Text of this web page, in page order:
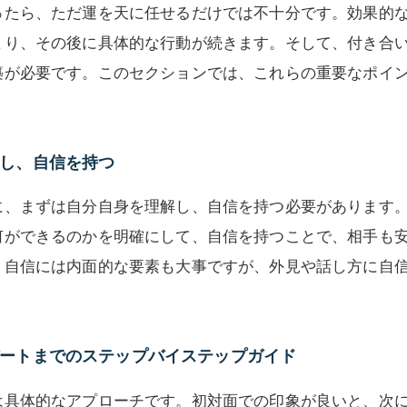
ら、ただ運を天に任せるだけでは不十分です。効果的
、その後に具体的な行動が続きます。そして、付き合
必要です。このセクションでは、これらの重要なポイ
、自信を持つ
まずは自分自身を理解し、自信を持つ必要があります
できるのかを明確にして、自信を持つことで、相手も
信には内面的な要素も大事ですが、外見や話し方に自
トまでのステップバイステップガイド
体的なアプローチです。初対面での印象が良いと、次